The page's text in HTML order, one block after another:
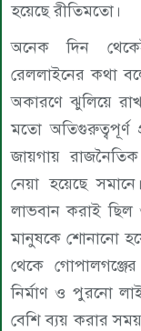
হয়েছে রীতিমতো।
অনেক দিন
রেললাইনের কথা বলে
অকারণে ঝুলিয়ে
মতো অতিগুরুত্বপূর্ণ
জায়গায়
নেয়া হয়েছে
লাভবান করাই ছিল
মানুষকে শোনানো
থেকে
নির্মাণ ও পুরনো
বেশি ব্যয় করার